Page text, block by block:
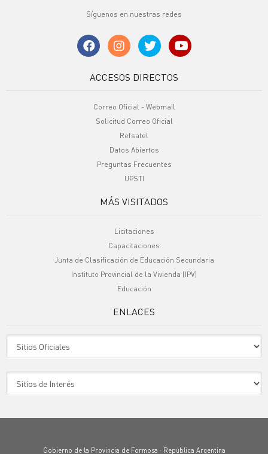
Síguenos en nuestras redes
ACCESOS DIRECTOS
Correo Oficial - Webmail
Solicitud Correo Oficial
Refsatel
Datos Abiertos
Preguntas Frecuentes
UPSTI
MÁS VISITADOS
Licitaciones
Capacitaciones
Junta de Clasificación de Educación Secundaria
Instituto Provincial de la Vivienda (IPV)
Educación
ENLACES
Gobierno de la Provincia de Formosa · República Argentina